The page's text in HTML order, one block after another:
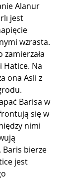
Alanur
jest
wzrasta.
Hatice. Na
ona Asli z
Barisa w
się w
nimi
Baris bierze
jest